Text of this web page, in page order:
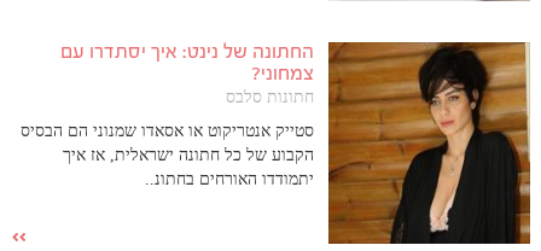
החתונה של נינט: איך יסתדרו עם
צמחוני?
חתונות סלבס
סטייק אנטריקוט או אסאדו שמנוני הם הבסיס
הקבוע של כל חתונה ישראלית, אז איך
יתמודדו האורחים בחתונ..